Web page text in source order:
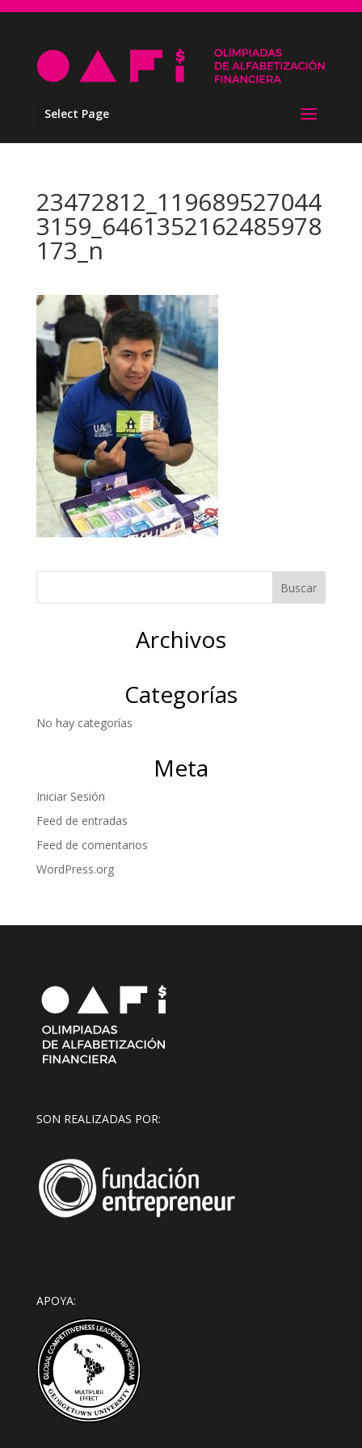
Select Page
23472812_119689527044
3159_6461352162485978
173_n
Archivos
Categorías
No hay categorías
Meta
Iniciar Sesión
Feed de entradas
Feed de comentarios
WordPress.org
SON REALIZADAS POR:
APOYA: